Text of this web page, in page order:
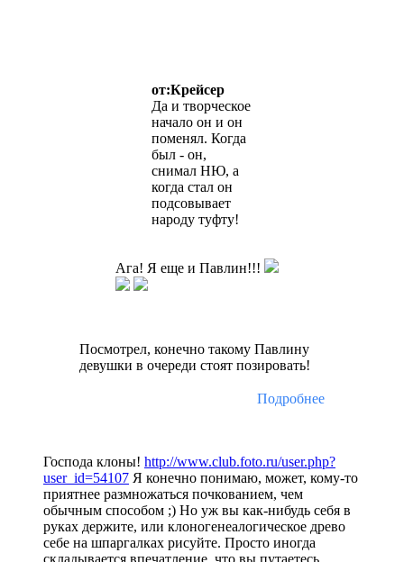
от:Крейсер
Да и творческое
начало он и он
поменял. Когда
был - он,
снимал НЮ, а
когда стал он
подсовывает
народу туфту!
Ага! Я еще и Павлин!!!
Посмотрел, конечно такому Павлину
девушки в очереди стоят позировать!
Подробнее
Господа клоны! http://www.club.foto.ru/user.php?
user_id=54107 Я конечно понимаю, может, кому-то
приятнее размножаться почкованием, чем
обычным способом ;) Но уж вы как-нибудь себя в
руках держите, или клоногенеалогическое древо
себе на шпаргалках рисуйте. Просто иногда